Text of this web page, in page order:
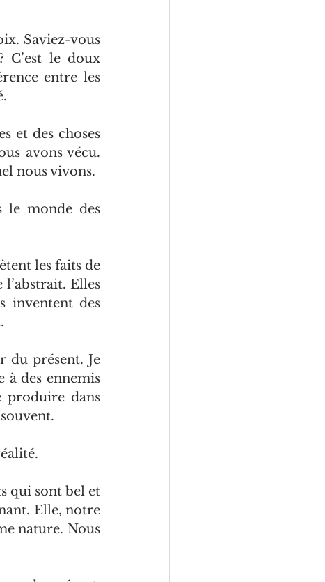
Saviez-vous
C’est le doux
entre les
et des choses
avons vécu.
nous vivons.
le monde des
les faits de
l’abstrait. Elles
inventent des
du présent. Je
à des ennemis
produire dans
qui sont bel et
Elle, notre
nature. Nous